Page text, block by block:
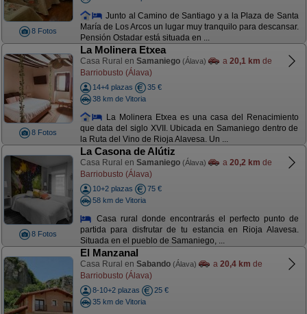
8 Fotos
Junto al Camino de Santiago y a la Plaza de Santa
María de Los Arcos un lugar muy tranquilo para descansar.
Pensión Ostadar está situada en ...
8 Fotos
La Molinera Etxea
Casa Rural en Samaniego (Álava) a 20,1 km de
Barriobusto (Álava)
14+4 plazas
35 €
38 km de Vitoria
La Molinera Etxea es una casa del Renacimiento
que data del siglo XVII. Ubicada en Samaniego dentro de
la Ruta del Vino de Rioja Alavesa. Un ...
8 Fotos
La Casona de Alútiz
Casa Rural en Samaniego (Álava) a 20,2 km de
Barriobusto (Álava)
10+2 plazas
75 €
58 km de Vitoria
Casa rural donde encontrarás el perfecto punto de
partida para disfrutar de tu estancia en Rioja Alavesa.
Situada en el pueblo de Samaniego, ...
El Manzanal
Casa Rural en Sabando (Álava) a 20,4 km de
Barriobusto (Álava)
8-10+2 plazas
25 €
35 km de Vitoria